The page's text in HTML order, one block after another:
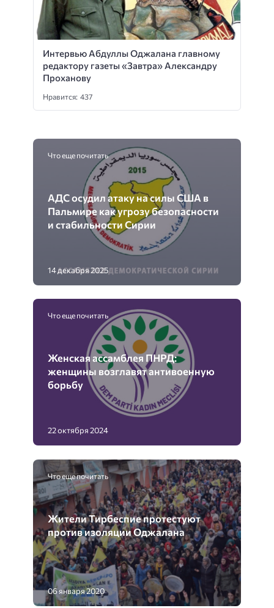
Интервью Абдуллы Оджалана главному
редактору газеты «Завтра» Александру
Проханову
Нравится: 437
Что еще почитать
АДС осудил атаку на силы США в
Пальмире как угрозу безопасности
и стабильности Сирии
14 декабря 2025
Что еще почитать
Женская ассамблея ПНРД:
женщины возглавят антивоенную
борьбу
22 октября 2024
Что еще почитать
Жители Тирбеспие протестуют
против изоляции Оджалана
06 января 2020